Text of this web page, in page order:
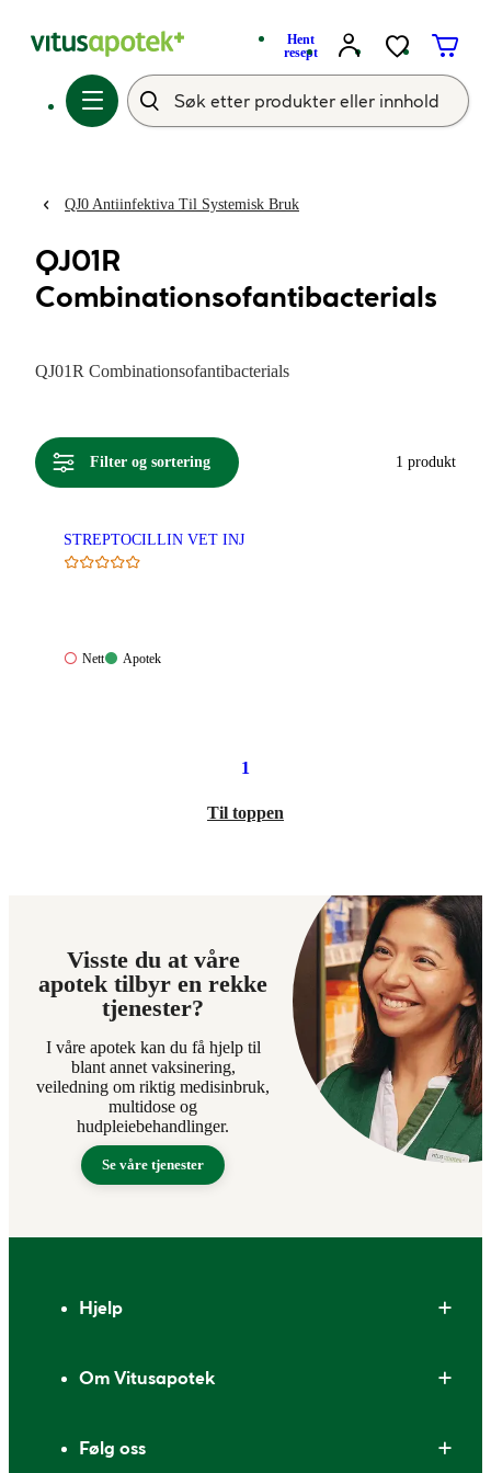
Hent
resept
QJ0 Antiinfektiva Til Systemisk Bruk
QJ01R
Combinationsofantibacterials
QJ01R Combinationsofantibacterials
Filter og sortering 1 produkt
STREPTOCILLIN VET INJ
Nett:
Nett
Apotek:
Apotek
1
Til toppen
Visste du at våre
apotek tilbyr en rekke
tjenester?
I våre apotek kan du få hjelp til
blant annet vaksinering,
veiledning om riktig medisinbruk,
multidose og
hudpleiebehandlinger.
Se våre tjenester
Hjelp
Om Vitusapotek
Følg oss